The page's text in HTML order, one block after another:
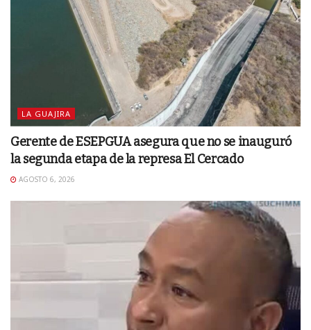
LA GUAJIRA
Gerente de ESEPGUA asegura que no se inauguró
la segunda etapa de la represa El Cercado
AGOSTO 6, 2026